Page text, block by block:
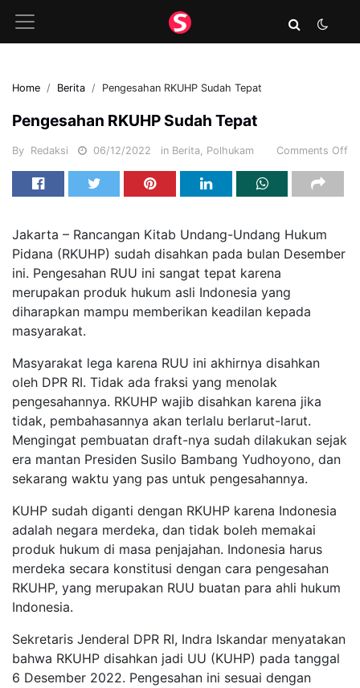
Home Berita Pengesahan RKUHP Sudah Tepat
Pengesahan RKUHP Sudah Tepat
By Redaksi 06/12/2022 in Berita, Polhukam Comments Off
Jakarta – Rancangan Kitab Undang-Undang Hukum
Pidana (RKUHP) sudah disahkan pada bulan Desember
ini. Pengesahan RUU ini sangat tepat karena
merupakan produk hukum asli Indonesia yang
diharapkan mampu memberikan keadilan kepada
masyarakat.
Masyarakat lega karena RUU ini akhirnya disahkan
oleh DPR RI. Tidak ada fraksi yang menolak
pengesahannya. RKUHP wajib disahkan karena jika
tidak, pembahasannya akan terlalu berlarut-larut.
Mengingat pembuatan draft-nya sudah dilakukan sejak
era mantan Presiden Susilo Bambang Yudhoyono, dan
sekarang waktu yang pas untuk pengesahannya.
KUHP sudah diganti dengan RKUHP karena Indonesia
adalah negara merdeka, dan tidak boleh memakai
produk hukum di masa penjajahan. Indonesia harus
merdeka secara konstitusi dengan cara pengesahan
RKUHP, yang merupakan RUU buatan para ahli hukum
Indonesia.
Sekretaris Jenderal DPR RI, Indra Iskandar menyatakan
bahwa RKUHP disahkan jadi UU (KUHP) pada tanggal
6 Desember 2022. Pengesahan ini sesuai dengan